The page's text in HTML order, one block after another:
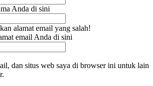
Anda di sini
alamat email yang salah!
email Anda di sini
dan situs web saya di browser ini untuk lain